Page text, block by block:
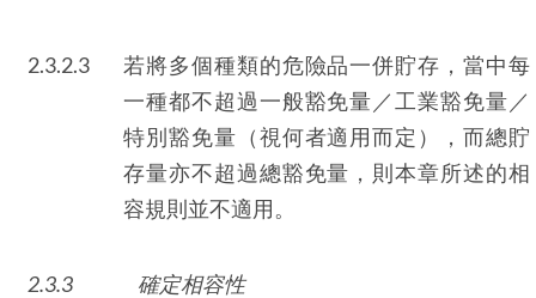
2.3.2.3
若將多個種類的危險品一併貯存，當中每
一種都不超過一般豁免量／工業豁免量／
特別豁免量（視何者適用而定），而總貯
存量亦不超過總豁免量，則本章所述的相
容規則並不適用。
2.3.3 確定相容性